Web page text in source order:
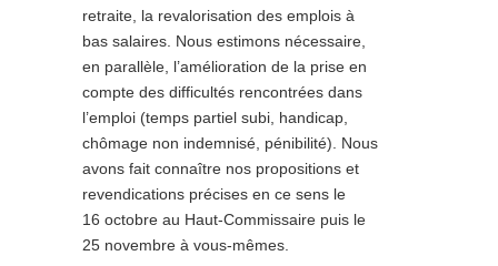
retraite, la revalorisation des emplois à
bas salaires. Nous estimons nécessaire,
en parallèle, l’amélioration de la prise en
compte des difficultés rencontrées dans
l’emploi (temps partiel subi, handicap,
chômage non indemnisé, pénibilité). Nous
avons fait connaître nos propositions et
revendications précises en ce sens le
16 octobre au Haut-Commissaire puis le
25 novembre à vous-mêmes.